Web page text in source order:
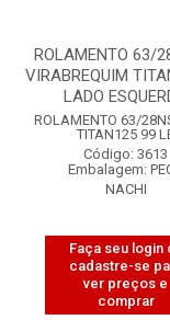
ROLAMENTO 63/
VIRABREQUIM
LADO
ROLAMENTO 63/
TITAN125 99
Código: 3613
Embalagem:
NACHI
Faça seu login
cadastre-se
ver preços e
comprar